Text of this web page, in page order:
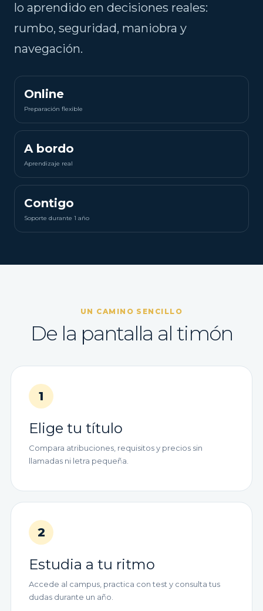
lo aprendido en decisiones reales:
rumbo, seguridad, maniobra y
navegación.
Online
Preparación flexible
A bordo
Aprendizaje real
Contigo
Soporte durante 1 año
UN CAMINO SENCILLO
De la pantalla al timón
1
Elige tu título
Compara atribuciones, requisitos y precios sin
llamadas ni letra pequeña.
2
Estudia a tu ritmo
Accede al campus, practica con test y consulta tus
dudas durante un año.